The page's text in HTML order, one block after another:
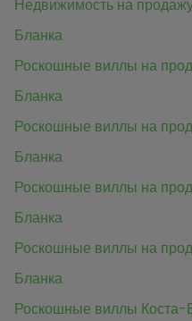
Недвижимость на
Бланка
Роскошные виллы на
Бланка
Роскошные виллы на
Бланка
Роскошные виллы на
Бланка
Роскошные виллы на
Бланка
Роскошные виллы Коста-